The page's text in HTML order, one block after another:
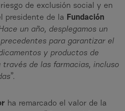
de exclusión social y en
presidente de la Fundación
un año, desplegamos un
para garantizar el
y productos de
través de las farmacias, incluso
”.
ha remarcado el valor de la